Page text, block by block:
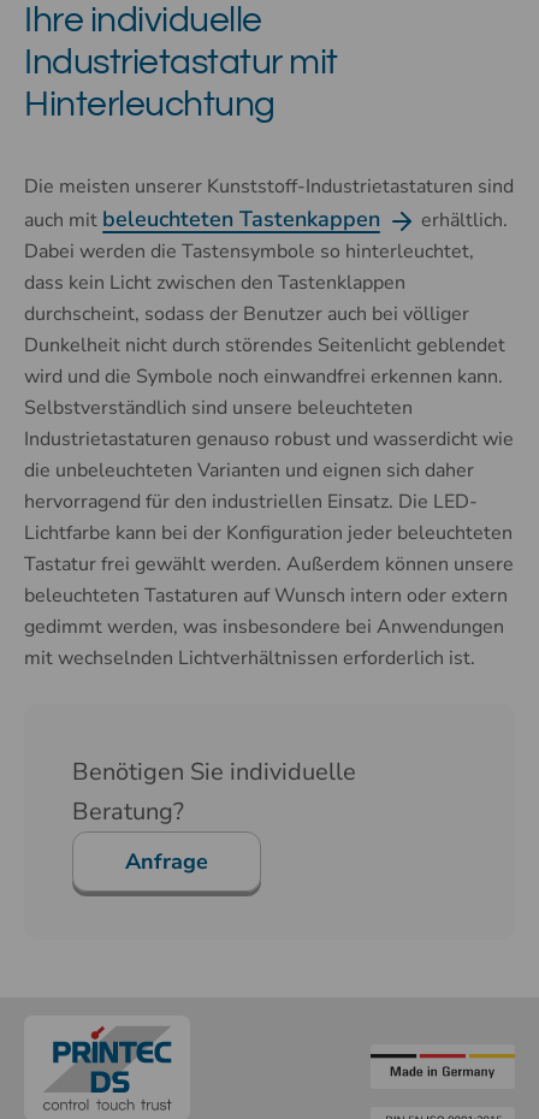
Ihre individuelle
Industrietastatur mit
Hinterleuchtung
Die meisten unserer Kunststoff-Industrietastaturen sind
auch mit beleuchteten Tastenkappen
erhältlich.
Dabei werden die Tastensymbole so hinterleuchtet,
dass kein Licht zwischen den Tastenklappen
durchscheint, sodass der Benutzer auch bei völliger
Dunkelheit nicht durch störendes Seitenlicht geblendet
wird und die Symbole noch einwandfrei erkennen kann.
Selbstverständlich sind unsere beleuchteten
Industrietastaturen genauso robust und wasserdicht wie
die unbeleuchteten Varianten und eignen sich daher
hervorragend für den industriellen Einsatz. Die LED-
Lichtfarbe kann bei der Konfiguration jeder beleuchteten
Tastatur frei gewählt werden. Außerdem können unsere
beleuchteten Tastaturen auf Wunsch intern oder extern
gedimmt werden, was insbesondere bei Anwendungen
mit wechselnden Lichtverhältnissen erforderlich ist.
Benötigen Sie individuelle
Beratung?
Anfrage